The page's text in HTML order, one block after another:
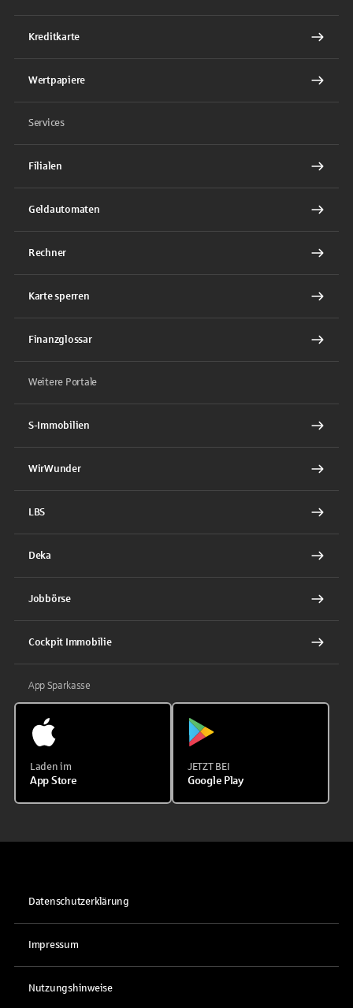
Kreditkarte
Wertpapiere
Services
Filialen
Geldautomaten
Rechner
Karte sperren
Finanzglossar
Weitere Portale
S-Immobilien
WirWunder
LBS
Deka
Jobbörse
Cockpit Immobilie
App Sparkasse
Laden im
App Store
JETZT BEI
Google Play
Datenschutzerklärung
Impressum
Nutzungshinweise